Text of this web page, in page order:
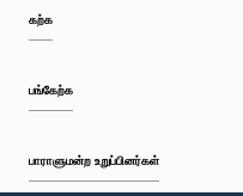
கற்க
பங்கேற்க
பாராளுமன்ற உறுப்பினர்கள்